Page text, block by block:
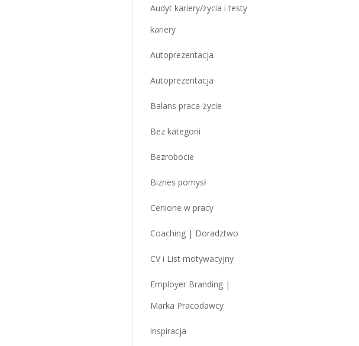
Audyt kariery/życia i testy
kariery
Autoprezentacja
Autoprezentacja
Balans praca-życie
Bez kategorii
Bezrobocie
Biznes pomysł
Cenione w pracy
Coaching | Doradztwo
CV i List motywacyjny
Employer Branding |
Marka Pracodawcy
inspiracja